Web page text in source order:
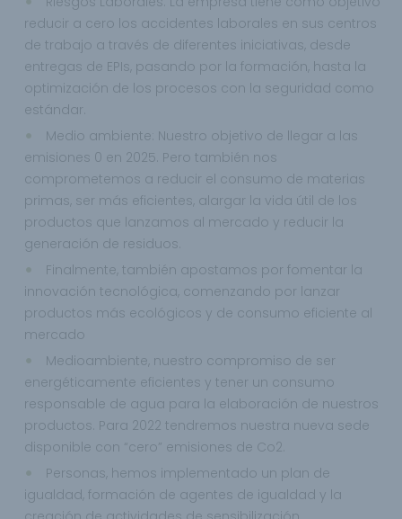
reducir a cero los accidentes laborales en sus centros
de trabajo a través de diferentes iniciativas, desde
entregas de EPIs, pasando por la formación, hasta la
optimización de los procesos con la seguridad como
estándar.
Medio ambiente: Nuestro objetivo de llegar a las
emisiones 0 en 2025. Pero también nos
comprometemos a reducir el consumo de materias
primas, ser más eficientes, alargar la vida útil de los
productos que lanzamos al mercado y reducir la
generación de residuos.
Finalmente, también apostamos por fomentar la
innovación tecnológica, comenzando por lanzar
productos más ecológicos y de consumo eficiente al
mercado
Medioambiente, nuestro compromiso de ser
energéticamente eficientes y tener un consumo
responsable de agua para la elaboración de nuestros
productos. Para 2022 tendremos nuestra nueva sede
disponible con “cero” emisiones de Co2.
Personas, hemos implementado un plan de
igualdad, formación de agentes de igualdad y la